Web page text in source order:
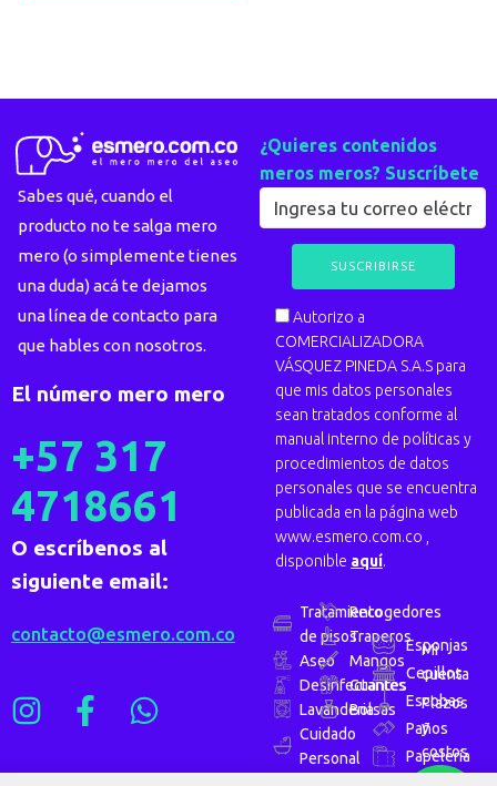
Sabes qué, cuando el
producto no te salga mero
mero (o simplemente tienes
una duda) acá te dejamos
una línea de contacto para
que hables con nosotros.
El número mero mero
+57 317
4718661
O escríbenos al
siguiente email:
contacto@esmero.com.co
¿Quieres contenidos
meros meros? Suscríbete
Autorizo a
COMERCIALIZADORA
VÁSQUEZ PINEDA S.A.S para
que mis datos personales
sean tratados conforme al
manual interno de políticas y
procedimientos de datos
personales que se encuentra
publicada en la página web
www.esmero.com.co ,
disponible aquí.
Tratamiento
de pisos
Aseo
Desinfectantes
Lavanderia
Cuidado
Personal
Recogedores
Traperos
Mangos
Guantes
Bolsas
Esponjas
Cepillos
Escobas
Paños
Papelería
Mi
cuenta
Plazos
y
costos
de